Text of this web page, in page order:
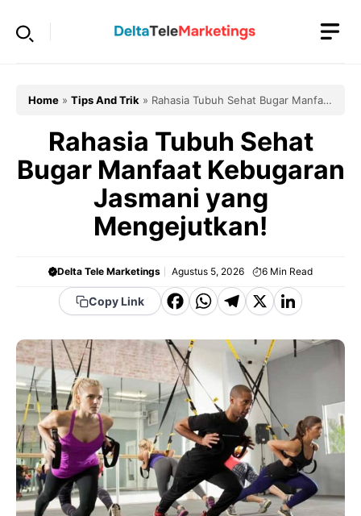
Home » Tips And Trik » Rahasia Tubuh Sehat Bugar Manfaat
Rahasia Tubuh Sehat
Bugar Manfaat Kebugaran
Jasmani yang
Mengejutkan!
Delta Tele Marketings Agustus 5, 2026 6 Min Read
Copy Link
F
c
e
b
o
o
k
W
a
t
s
A
p
p
T
e
g
r
a
m
X Li
k
In